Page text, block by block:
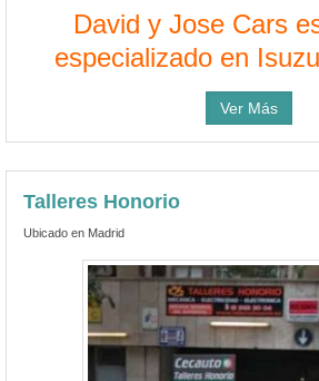
David y Jose Cars
especializado en
Ver Más
Talleres Honorio
Ubicado en Madrid